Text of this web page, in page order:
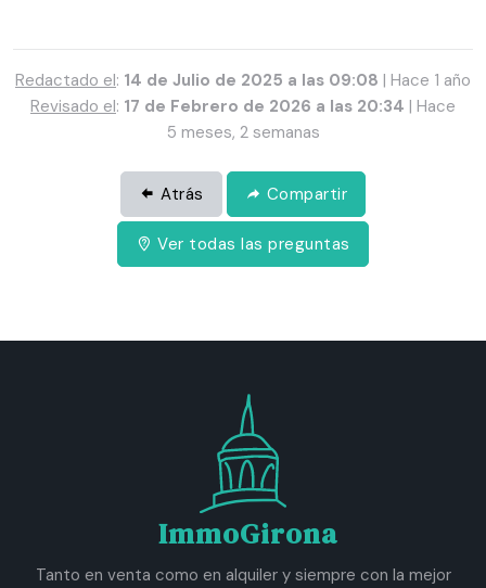
Redactado el: 14 de Julio de 2025 a las 09:08 | Hace 1 año
Revisado el: 17 de Febrero de 2026 a las 20:34 | Hace
5 meses, 2 semanas
Atrás Compartir
Ver todas las preguntas
ImmoGirona
Tanto en venta como en alquiler y siempre con la mejor